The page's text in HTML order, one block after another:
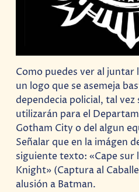
Como puedes ver al juntar
un logo que se asemeja
dependecia policial, tal vez
utilizarán para el
Gotham City o del algun
Señalar que en la imágen
siguiente texto: «Cape
Knight» (Captura al
alusión a Batman.